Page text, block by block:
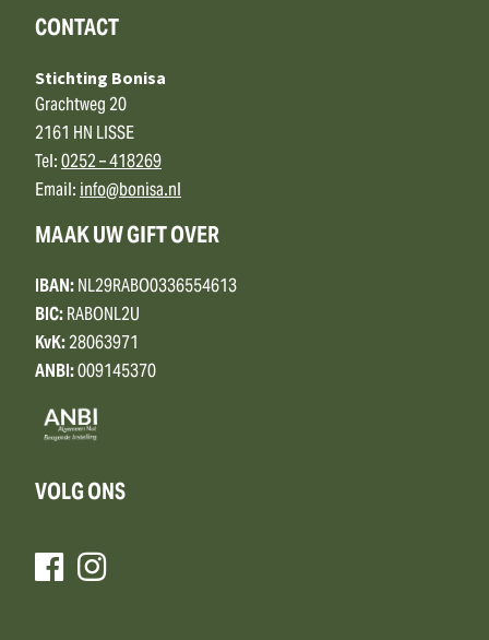
CONTACT
Stichting Bonisa
Grachtweg 20
2161 HN LISSE
Tel:0252 – 418269
Email:info@bonisa.nl
MAAK UW GIFT OVER
IBAN:NL29RABO0336554613
BIC:RABONL2U
KvK:28063971
ANBI:009145370
VOLG ONS